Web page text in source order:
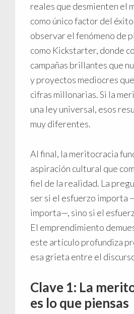
reales que desmienten el
como único factor del
observar el fenómeno de
como Kickstarter, donde
campañas brillantes que
y proyectos mediocres
cifras millonarias. Si la
una ley universal, esos
muy diferentes.
Al final, la meritocracia
aspiración cultural que
fiel de la realidad. La
ser si el esfuerzo importa
importa—, sino si el
El emprendimiento
este artículo profundiza
esa grieta entre el
Clave 1: La
es lo que piensas